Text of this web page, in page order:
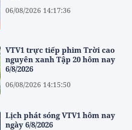
06/08/2026 14:17:36
VTV1 trực tiếp phim Trời cao
nguyên xanh Tập 20 hôm nay
6/8/2026
06/08/2026 14:15:50
Lịch phát sóng VTV1 hôm nay
ngày 6/8/2026